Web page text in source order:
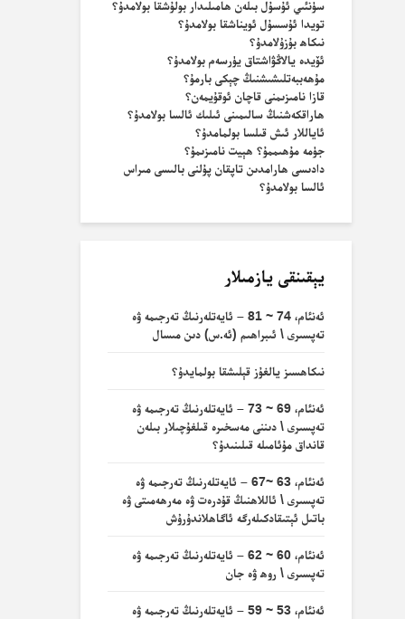
سۈنئىي ئۇسۇل بىلەن ھامىلىدار بولۇشقا بولامدۇ؟
تويدا ئۇسسۇل ئويناشقا بولامدۇ؟
نىكاھ بۇزۇلامدۇ؟
ئۆيدە يالاڭۋاشتاق يۈرسەم بولامدۇ؟
مۇھەببەتلىشىشنىڭ چېكى بارمۇ؟
قازا نامىزىمنى قاچان ئوقۇيمەن؟
ھاراقكەشنىڭ سالىمىنى ئىلىك ئالسا بولامدۇ؟
ئاياللار ئىش قىلسا بولمامدۇ؟
جۈمە مۇھىممۇ؟ ھېيت نامىزىمۇ؟
دادىسى ھارامدىن تاپقان پۇلنى بالىسى مىراس
ئالسا بولامدۇ؟
يېقىنقى يازمىلار
ئەنئام، 74 ~ 81 – ئايەتلەرنىڭ تەرجىمە ۋە
تەپسىرى \ ئىبراھىم (ئە.س) دىن مىسال
نىكاھسىز يالغۇز قېلىشقا بولمايدۇ؟
ئەنئام، 69 ~ 73 – ئايەتلەرنىڭ تەرجىمە ۋە
تەپسىرى \ دىننى مەسخىرە قىلغۇچىلار بىلەن
قانداق مۇئامىلە قىلىنىدۇ؟
ئەنئام، 63 ~67 – ئايەتلەرنىڭ تەرجىمە ۋە
تەپسىرى \ ئاللاھنىڭ قۇدرەت ۋە مەرھەمىتى ۋە
باتىل ئېتىقادكىلەرگە ئاگاھلاندۇرۇش
ئەنئام، 60 ~ 62 – ئايەتلەرنىڭ تەرجىمە ۋە
تەپسىرى \ روھ ۋە جان
ئەنئام، 53 ~ 59 – ئايەتلەرنىڭ تەرجىمە ۋە